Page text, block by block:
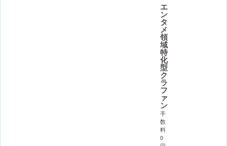
エ
ン
タ
メ
領
域
特
化
型
ク
ラ
フ
ァ
ン
手
数
料
0